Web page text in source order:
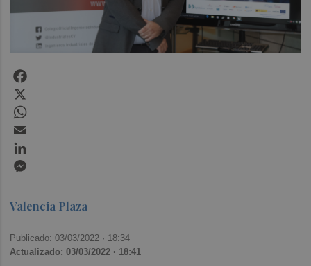
Valencia Plaza
Publicado: 03/03/2022 · 18:34
Actualizado: 03/03/2022 · 18:41